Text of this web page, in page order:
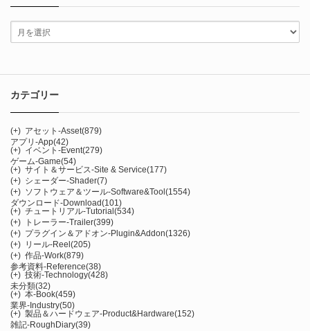
カテゴリー
(+) アセット-Asset(879)
アプリ-App(42)
(+) イベント-Event(279)
ゲーム-Game(54)
(+) サイト＆サービス-Site & Service(177)
(+) シェーダー-Shader(7)
(+) ソフトウェア＆ツール-Software&Tool (1554)
ダウンロード-Download(101)
(+) チュートリアル-Tutorial (534)
(+)
トレーラー-Trailer(399)
(+) プラグイン＆アドオン-Plugin&Addon(1326)
(+) リール-Reel (205)
(+) 作品-Work(879)
参考資料-Reference(38)
(+) 技術-Technology(428)
未分類(32)
(+) 本-Book(459)
業界-Industry(50)
(+) 製品＆ハードウェア-Product&Hardware(152)
雑記-RoughDiary(39)